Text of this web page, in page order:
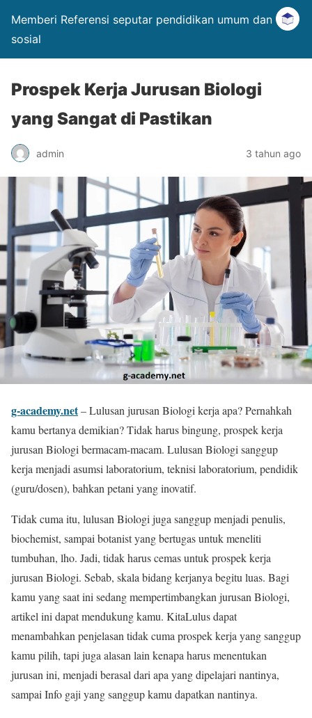
Memberi Referensi seputar pendidikan umum dan
sosial
Prospek Kerja Jurusan Biologi
yang Sangat di Pastikan
admin 3 tahun ago
g-academy.net– Lulusan jurusan Biologi kerja apa? Pernahkah
kamu bertanya demikian? Tidak harus bingung, prospek kerja
jurusan Biologi bermacam-macam. Lulusan Biologi sanggup
kerja menjadi asumsi laboratorium, teknisi laboratorium, pendidik
(guru/dosen), bahkan petani yang inovatif.
Tidak cuma itu, lulusan Biologi juga sanggup menjadi penulis,
biochemist, sampai botanist yang bertugas untuk meneliti
tumbuhan, lho. Jadi, tidak harus cemas untuk prospek kerja
jurusan Biologi. Sebab, skala bidang kerjanya begitu luas. Bagi
kamu yang saat ini sedang mempertimbangkan jurusan Biologi,
artikel ini dapat mendukung kamu. KitaLulus dapat
menambahkan penjelasan tidak cuma prospek kerja yang sanggup
kamu pilih, tapi juga alasan lain kenapa harus menentukan
jurusan ini, menjadi berasal dari apa yang dipelajari nantinya,
sampai Info gaji yang sanggup kamu dapatkan nantinya.